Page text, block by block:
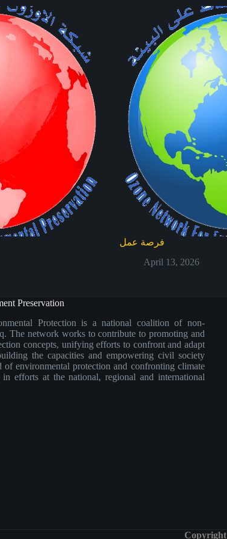
فرصة عمل
April 13, 2026
Preservation
Protection is a national coalition of non-
The network works to contribute to promoting and
concepts, unifying efforts to confront and adapt
the capacities and empowering civil society
environmental protection and confronting climate
efforts at the national, regional and international
Copyright